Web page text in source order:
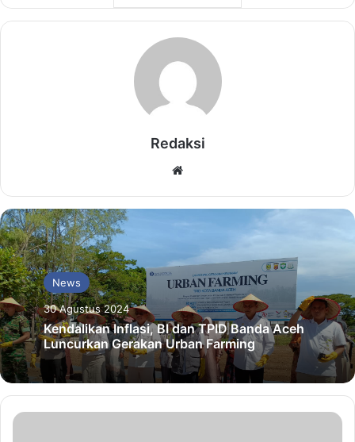
Redaksi
News
30 Agustus 2024
Kendalikan Inflasi, BI dan TPID Banda Aceh
Luncurkan Gerakan Urban Farming